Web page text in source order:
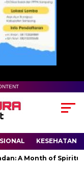
KESEHATAN
A Month of Spiritual